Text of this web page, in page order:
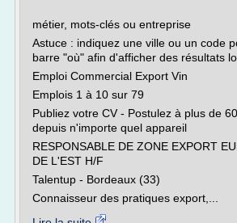
métier, mots-clés ou entreprise
Astuce : indiquez une ville ou un code
barre "où" afin d'afficher des résultats
Emploi Commercial Export Vin
Emplois 1 à 10 sur 79
Publiez votre CV - Postulez à plus de
depuis n'importe quel appareil
RESPONSABLE DE ZONE EXPORT
DE L'EST H/F
Talentup - Bordeaux (33)
Connaisseur des pratiques export,...